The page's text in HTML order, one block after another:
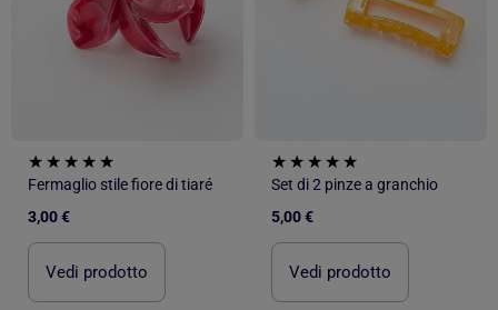
Fermaglio stile fiore di tiaré
3,00 €
Vedi prodotto
Set di 2 pinze a granchio
5,00 €
Vedi prodotto